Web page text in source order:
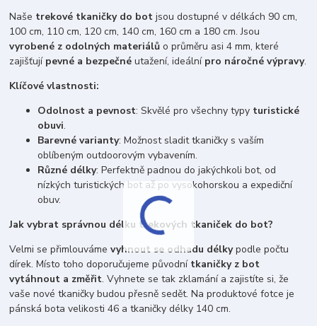
Naše trekové tkaničky do bot jsou dostupné v délkách 90 cm,
100 cm, 110 cm, 120 cm, 140 cm, 160 cm a 180 cm. Jsou
vyrobené z odolných materiálů o průměru asi 4 mm, které
zajišťují pevné a bezpečné utažení, ideální pro náročné výpravy.
Klíčové vlastnosti:
Odolnost a pevnost: Skvělé pro všechny typy turistické
obuvi.
Barevné varianty: Možnost sladit tkaničky s vaším
oblíbeným outdoorovým vybavením.
Různé délky: Perfektně padnou do jakýchkoli bot, od
nízkých turistických bot až po vysokohorskou a expediční
obuv.
Jak vybrat správnou délku trekových tkaniček do bot?
Velmi se přimlouvámevyhnout se odhadu délkypodle počtu
dírek. Místo toho doporučujeme původní tkaničky z bot
vytáhnout a změřit. Vyhnete se tak zklamání a zajistíte si, že
vaše nové tkaničky budou přesně sedět. Na produktové fotce je
pánská bota velikosti 46 a tkaničky délky 140 cm.